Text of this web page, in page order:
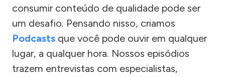
consumir conteúdo de qualidade pode ser
um desafio. Pensando nisso, criamos
Podcasts que você pode ouvir em qualquer
lugar, a qualquer hora. Nossos episódios
trazem entrevistas com especialistas,